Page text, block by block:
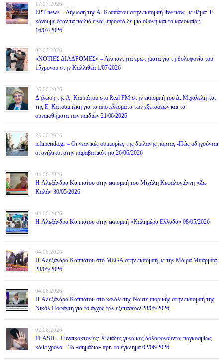
17.07.2026
ΕΡΤ news – Δήλωση της Α. Καππάτου στην εκπομπή live now, με θέμα: Τι
κάνουμε όταν τα παιδιά είναι μπροστά δε μια οθόνη και το καλοκαίρι;
16/07/2026
02.07.2026
«ΝΟΤΙΕΣ ΔΙΑΔΡΟΜΕΣ» – Αναπάντητα ερωτήματα για τη δολοφονία του
15χρονου στην Καλλιθέα 1/07/2026
26.06.2026
Δήλωση της Α. Καππάτου στο Real FM στην εκπομπή του Δ. Μιχαλέλη και
της Ε. Κατσαμπέκη για τα αποτελέσματα των εξετάσεων και τα
συναισθήματα των παιδιών 21/06/2026
26.06.2026
iefimerida.gr – Οι νεανικές συμμορίες της διπλανής πόρτας -Πώς οδηγούνται
οι ανήλικοι στην παραβατικότητα 26/06/2026
04.06.2026
H Αλεξάνδρα Καππάτου στην εκπομπή του Μιχάλη Κεφαλογιάννη «Ζω
Καλά» 30/05/2026
04.06.2026
H Αλεξάνδρα Καππάτου στην εκπομπή «Καλημέρα Ελλάδα» 08/05/2026
04.06.2026
H Αλεξάνδρα Καππάτου στο MEGA στην εκπομπή με την Μάιρα Mπάρμπα
28/05/2026
04.06.2026
H Αλεξάνδρα Καππάτου στο κανάλι της Ναυτεμπορικής στην εκπομπή της
Νικόλ Ποφάντη για το άγχος των εξετάσεων 28/05/2026
02.06.2026
FLASH – Γυναικοκτονίες: Χιλιάδες γυναίκες δολοφονούνται παγκοσμίως
κάθε χρόνο – Τα «σημάδια» πριν το έγκλημα 02/06/2026